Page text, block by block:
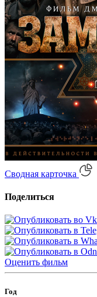
Сводная карточка
Поделиться
Оценить фильм
Год